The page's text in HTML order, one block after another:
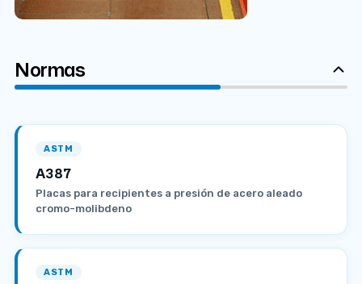
Normas
ASTM
A387
Placas para recipientes a presión de acero aleado
cromo-molibdeno
ASTM